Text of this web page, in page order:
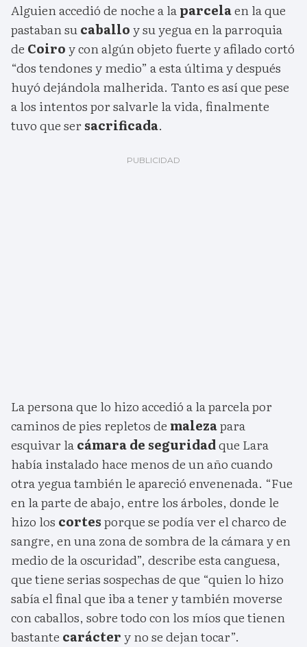
Alguien accedió de noche a laparcelaen la que
pastaban sucaballoy su yegua en la parroquia
de Coiroy con algún objeto fuerte y afilado cortó
“dos tendones y medio” a esta última y después
huyó dejándola malherida. Tanto es así que pese
a los intentos por salvarle la vida, finalmente
tuvo que sersacrificada.
La persona que lo hizo accedió a la parcela por
caminos de pies repletos de malezapara
esquivar lacámara de seguridadque Lara
había instalado hace menos de un año cuando
otra yegua también le apareció envenenada. “Fue
en la parte de abajo, entre los árboles, donde le
hizo los cortesporque se podía ver el charco de
sangre, en una zona de sombra de la cámara y en
medio de la oscuridad”, describe esta canguesa,
que tiene serias sospechas de que “quien lo hizo
sabía el final que iba a tener y también moverse
con caballos, sobre todo con los míos que tienen
bastante caráctery no se dejan tocar”.